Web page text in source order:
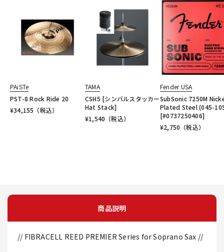
PAiSTe
PST-8 Rock Ride 20
¥34,155 （税込）
TAMA
CSH5 [シンバルスタッカー
Hat Stack]
¥1,540 （税込）
Fender USA
SubSonic 7250M
Plated Steel (045-
[#0737250406]
¥2,750 （税込）
商品説明
// FIBRACELL REED PREMIER Series for Soprano Sax //